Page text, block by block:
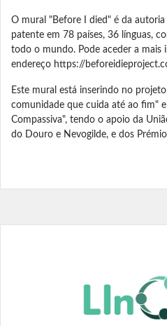
O mural "Before I died" é da autoria
patente em 78 países, 36 línguas,
todo o mundo. Pode aceder a mais
endereço https://
Este mural está inserindo no
comunidade que cuida até ao fim"
Compassiva", tendo o apoio da
do Douro e Nevogilde, e dos